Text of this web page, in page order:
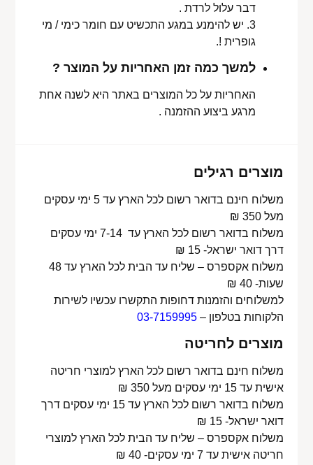
דבר עלול לרדת .
3. יש להימנע במגע התכשיט עם חומר כימי / מי
גופרית !.
למשך כמה זמן האחריות על המוצר ?
האחריות על כל המוצרים באתר היא לשנה אחת
מרגע ביצוע ההזמנה .
מוצרים רגילים
משלוח חינם בדואר רשום לכל הארץ עד 5 ימי עסקים
מעל 350 ₪
משלוח בדואר רשום לכל הארץ עד 7-14 ימי עסקים
דרך דואר ישראל- 15 ₪
משלוח אקספרס – שליח עד הבית לכל הארץ עד 48
שעות- 40 ₪
למשלוחים והזמנות דחופות התקשרו עכשיו לשירות
הלקוחות בטלפון –03-7159995
מוצרים לחריטה
משלוח חינם בדואר רשום לכל הארץ למוצרי חריטה
אישית עד 15 ימי עסקים מעל 350 ₪
משלוח בדואר רשום לכל הארץ עד 15 ימי עסקים דרך
דואר ישראל- 15 ₪
משלוח אקספרס – שליח עד הבית לכל הארץ למוצרי
חריטה אישית עד 7 ימי עסקים- 40 ₪